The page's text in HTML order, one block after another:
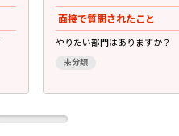
面接で質問されたこと
やりたい部門はありますか？
未分類